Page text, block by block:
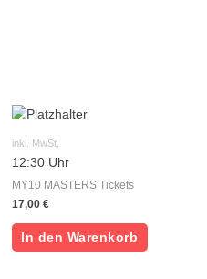
inkl. MwSt.
12:30 Uhr
MY10 MASTERS Tickets
17,00 €
In den Warenkorb